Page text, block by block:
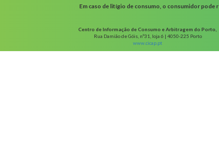
Em caso de litígio de consumo, o consumidor
Centro de Informação de Consumo e Arbitragem do Porto,
Rua Damião de Góis, nº31, loja 6 | 4050-225 Porto
www.cicap.pt